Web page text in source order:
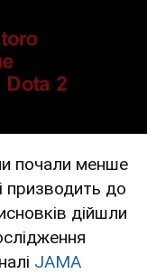
почали менше
призводить до
дійшли
JAMA